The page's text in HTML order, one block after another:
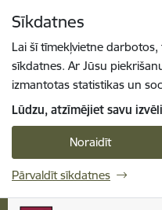
Sīkdatnes
Lai šī tīmekļvietne
sīkdatnes. Ar Jūsu
izmantotas statistikas un
Lūdzu, atzīmējiet savu
Noraidīt
Pārvaldīt sīkdatnes